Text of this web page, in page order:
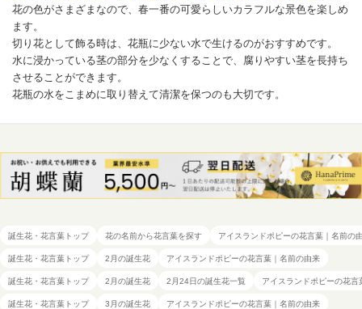
花の色がさまざまなので、春一番の可愛らしいカラフルな景色を楽しめ
ます。
切り花として飾る時は、花瓶に少ない水で生けるのがおすすめです。
水に浸かっている茎の部分を少なくすることで、腐りやすい茎を長持ち
させることができます。
花瓶の水をこまめに取り替えて清潔を保つのも大切です。
誕生花・花言葉トップ 花の名前から花言葉を探す アイスランドポピーの花言葉｜名前の
誕生花・花言葉トップ 2月の誕生花 アイスランドポピーの花言葉｜名前の由来
誕生花・花言葉トップ 2月の誕生花 2月24日の誕生花一覧 アイスランドポピーの花言
誕生花・花言葉トップ 3月の誕生花 アイスランドポピーの花言葉｜名前の由来